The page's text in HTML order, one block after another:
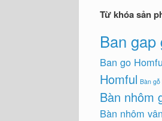
Từ khóa sản
Ban gap
Ban go
Homful Bàn gỗ
Bàn nhôm
Bàn nhôm